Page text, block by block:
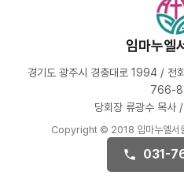
임마누엘
경기도 광주시 경충대로 1994 /
766-
당회장 류광수 목사
Copyright © 2018 임마누엘
031-